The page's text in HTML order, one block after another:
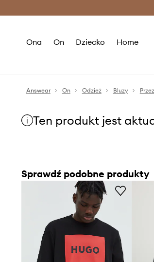
Ona On Dziecko Home
Answear On Odzież Bluzy
Ten produkt jest
Sprawdź podobne produkty